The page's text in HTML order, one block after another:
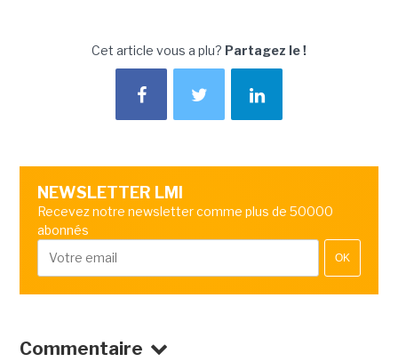
Cet article vous a plu? Partagez le !
NEWSLETTER LMI
Recevez notre newsletter comme plus de 50000
abonnés
OK
Commentaire